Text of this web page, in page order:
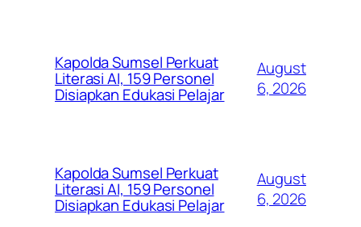
Kapolda Sumsel Perkuat
Literasi AI, 159 Personel
Disiapkan Edukasi Pelajar
August
6, 2026
Kapolda Sumsel Perkuat
Literasi AI, 159 Personel
Disiapkan Edukasi Pelajar
August
6, 2026